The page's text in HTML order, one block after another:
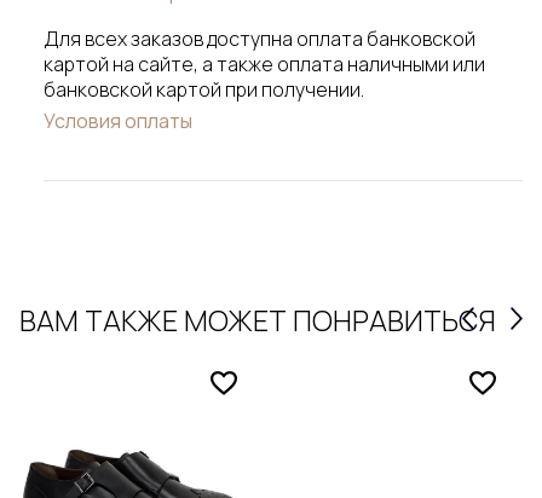
Для всех заказов доступна оплата банковской
картой на сайте, а также оплата наличными или
банковской картой при получении.
Условия оплаты
ВАМ ТАКЖЕ МОЖЕТ ПОНРАВИТЬСЯ